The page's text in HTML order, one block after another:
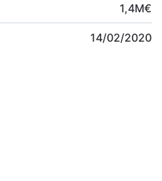
1,4M€
14/02/2020